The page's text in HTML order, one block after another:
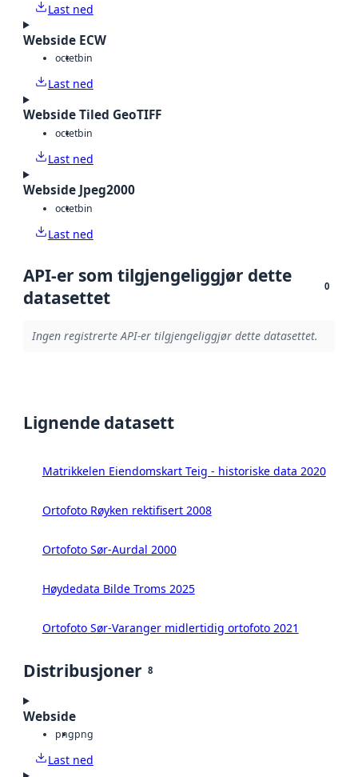
Last ned
Webside ECW
octetbin
Last ned
Webside Tiled GeoTIFF
octetbin
Last ned
Webside Jpeg2000
octetbin
Last ned
API-er som tilgjengeliggjør dette
datasettet
0
Ingen registrerte API-er tilgjengeliggjør dette datasettet.
Lignende datasett
Matrikkelen Eiendomskart Teig - historiske data 2020
Ortofoto Røyken rektifisert 2008
Ortofoto Sør-Aurdal 2000
Høydedata Bilde Troms 2025
Ortofoto Sør-Varanger midlertidig ortofoto 2021
Distribusjoner 8
Webside
pngpng
Last ned